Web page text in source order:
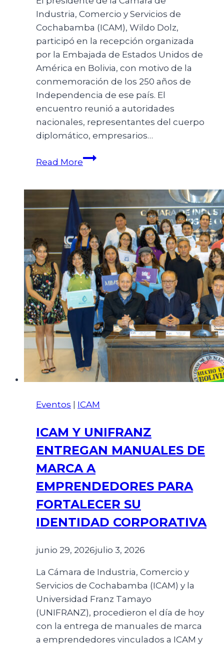
Industria, Comercio y Servicios de
Cochabamba (ICAM), Wildo Dolz,
participó en la recepción organizada
por la Embajada de Estados Unidos de
América en Bolivia, con motivo de la
conmemoración de los 250 años de
Independencia de ese país. El
encuentro reunió a autoridades
nacionales, representantes del cuerpo
diplomático, empresarios…
Read More
Eventos ICAM
ICAM Y UNIFRANZ
ENTREGAN MANUALES DE
MARCA A
EMPRENDEDORES PARA
FORTALECER SU
IDENTIDAD CORPORATIVA
junio 29, 2026julio 3, 2026
La Cámara de Industria, Comercio y
Servicios de Cochabamba (ICAM) y la
Universidad Franz Tamayo
(UNIFRANZ), procedieron el día de hoy
con la entrega de manuales de marca
a emprendedores vinculados a ICAM y